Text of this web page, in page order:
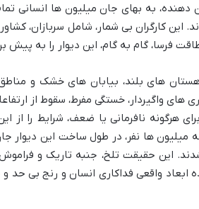
به بهای جان میلیون ها انسانی
این کارگران بی شمار، شامل سربازان،
فرسا، گام به گام، این دیوار را به پیش
های بلند، بیابان های خشک و
واگیردار، خستگی مفرط، سقوط از
هرگونه نافرمانی یا ضعف، شرایط را از
میلیون ها نفر، در طول ساخت این دیوار
این حقیقت تلخ، جنبه تاریک و
ابعاد واقعی فداکاری انسان و رنج بی